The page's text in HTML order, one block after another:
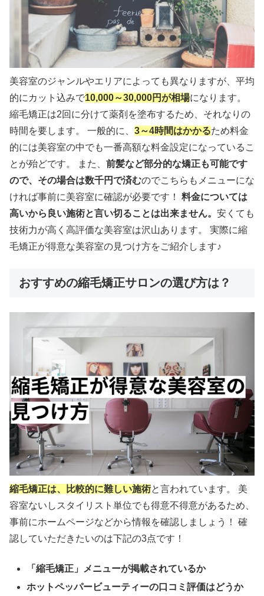
美容室のジャンルやエリアによっても異なりますが、平均
的にカット込みで10,000～30,000円が相場になります。
縮毛矯正は2回に分けて薬剤を塗布するため、それなりの
時間を要します。 一般的に、 3～4時間はかかるため料金
的には美容室の中でも一番高額な料金設定になっているこ
とが殆どです。 また、 前髪など部分的な矯正も可能です
ので、その場合は数千円で済むのでこちらもメニューにな
ければ事前に美容室に確認が必要です！ 料金については
高いから良い施術と言い切ることは出来ません。 安くても
技術力が高く高評価な美容室は沢山あります。 実際に縮
毛矯正が得意な美容室の見つけ方をご紹介します♪
おすすめの縮毛矯正サロンの選び方は？
縮毛矯正は、比較的に難しい施術と言われています。 美
容室ないしスタイリスト単位でも得意不得意があるため、
事前にホームページなどから情報を確認しましょう！ 確
認していただきたいのは下記の3点です！
「縮毛矯正」メニューが掲載されているか
ホットペッパービューティーの口コミ評価はどうか